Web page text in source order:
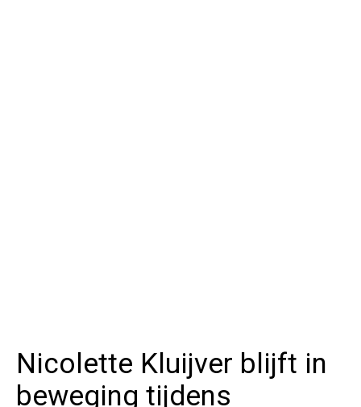
Nicolette Kluijver blijft in
beweging tijdens